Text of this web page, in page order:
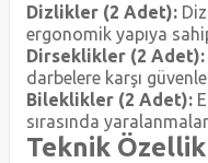
Dizlikler (2 Adet):
ergonomik yapıya
Dirseklikler (2 Adet):
darbelere karşı
Bileklikler (2 Adet):
sırasında
Teknik